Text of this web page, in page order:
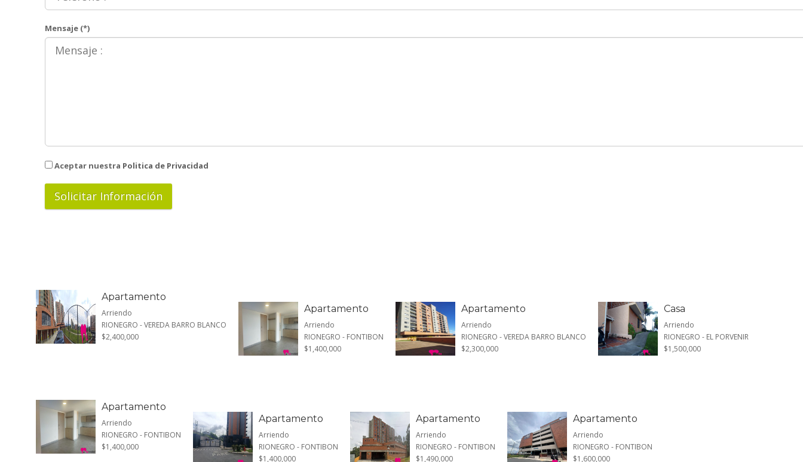
Mensaje (*)
Aceptar nuestra Politica de Privacidad
Apartamento
Arriendo
RIONEGRO - VEREDA BARRO BLANCO
$2,400,000
Apartamento
Arriendo
RIONEGRO - FONTIBON
$1,400,000
Apartamento
Arriendo
RIONEGRO - VEREDA BARRO BLANCO
$2,300,000
Casa
Arriendo
RIONEGRO - EL PORVENIR
$1,500,000
Apartamento
Arriendo
RIONEGRO - FONTIBON
$1,400,000
Apartamento
Arriendo
RIONEGRO - FONTIBON
$1,400,000
Apartamento
Arriendo
RIONEGRO - FONTIBON
$1,490,000
Apartamento
Arriendo
RIONEGRO - FONTIBON
$1,600,000